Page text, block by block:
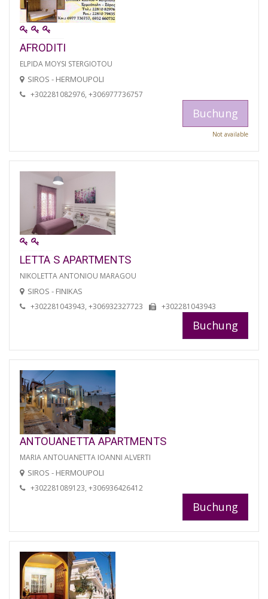
AFRODITI
ELPIDA MOYSI STERGIOTOU
SIROS - HERMOUPOLI
+302281082976, +306977736757
Buchung
Not available
LETTA S APARTMENTS
NIKOLETTA ANTONIOU MARAGOU
SIROS - FINIKAS
+302281043943, +306932327723 +302281043943
Buchung
ANTOUANETTA APARTMENTS
MARIA ANTOUANETTA IOANNI ALVERTI
SIROS - HERMOUPOLI
+302281089123, +306936426412
Buchung